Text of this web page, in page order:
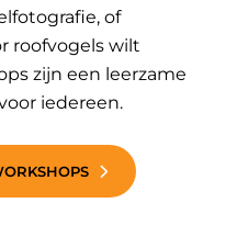
of
roofvogels wilt
zijn een leerzame
iedereen.